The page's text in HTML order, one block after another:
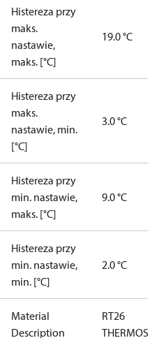
Histereza przy
maks.
nastawie,
maks. [°C]
19.0 °C
Histereza przy
maks.
nastawie, min.
[°C]
3.0 °C
Histereza przy
min. nastawie,
maks. [°C]
9.0 °C
Histereza przy
min. nastawie,
min. [°C]
2.0 °C
Material
Description
RT26
THERMOSTAT